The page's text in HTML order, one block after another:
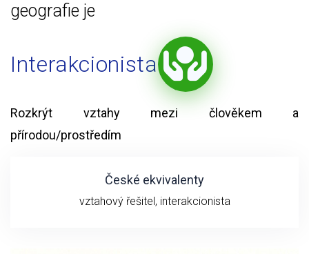
geografie je
Interakcionista
Rozkrýt vztahy mezi člověkem a
přírodou/prostředím
České ekvivalenty
vztahový řešitel, interakcionista